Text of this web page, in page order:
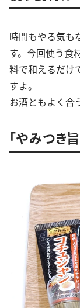
時間もやる気も
す。今回使う食
料で和えるだけ
すよ。
お酒ともよく合
「やみつき